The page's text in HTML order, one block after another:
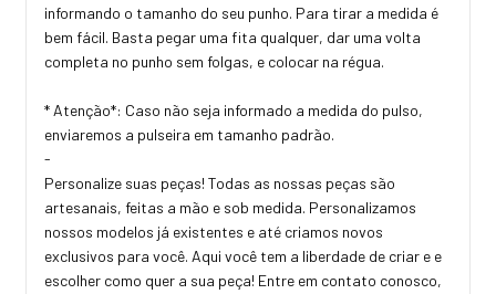
informando o tamanho do seu punho. Para tirar a medida é
bem fácil. Basta pegar uma fita qualquer, dar uma volta
completa no punho sem folgas, e colocar na régua.
* Atenção*: Caso não seja informado a medida do pulso,
enviaremos a pulseira em tamanho padrão.
-
Personalize suas peças! Todas as nossas peças são
artesanais, feitas a mão e sob medida. Personalizamos
nossos modelos já existentes e até criamos novos
exclusivos para você. Aqui você tem a liberdade de criar e e
escolher como quer a sua peça! Entre em contato conosco,